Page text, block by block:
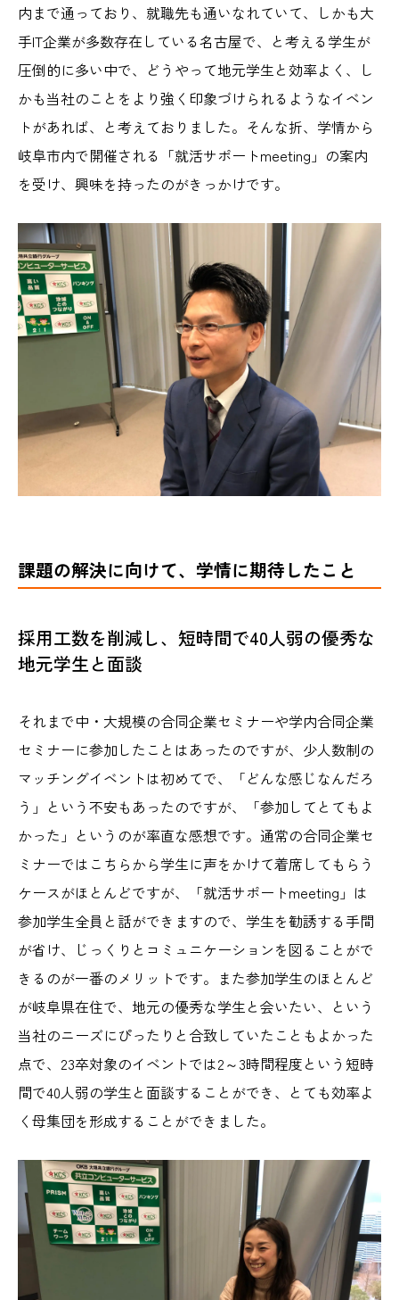
内まで通っており、就職先も通いなれていて、しかも大
手IT企業が多数存在している名古屋で、と考える学生が
圧倒的に多い中で、どうやって地元学生と効率よく、し
かも当社のことをより強く印象づけられるようなイベン
トがあれば、と考えておりました。そんな折、学情から
岐阜市内で開催される「就活サポートmeeting」の案内
を受け、興味を持ったのがきっかけです。
課題の解決に向けて、学情に期待したこと
採用工数を削減し、短時間で40人弱の優秀な
地元学生と面談
それまで中・大規模の合同企業セミナーや学内合同企業
セミナーに参加したことはあったのですが、少人数制の
マッチングイベントは初めてで、「どんな感じなんだろ
う」という不安もあったのですが、「参加してとてもよ
かった」というのが率直な感想です。通常の合同企業セ
ミナーではこちらから学生に声をかけて着席してもらう
ケースがほとんどですが、「就活サポートmeeting」は
参加学生全員と話ができますので、学生を勧誘する手間
が省け、じっくりとコミュニケーションを図ることがで
きるのが一番のメリットです。また参加学生のほとんど
が岐阜県在住で、地元の優秀な学生と会いたい、という
当社のニーズにぴったりと合致していたこともよかった
点で、23卒対象のイベントでは2～3時間程度という短時
間で40人弱の学生と面談することができ、とても効率よ
く母集団を形成することができました。